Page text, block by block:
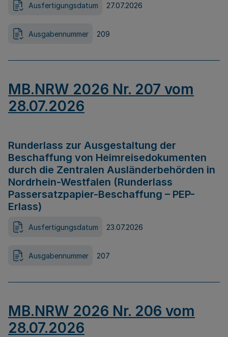
Ausfertigungsdatum 27.07.2026
Ausgabennummer 209
MB.NRW 2026 Nr. 207 vom
28.07.2026
Runderlass zur Ausgestaltung der
Beschaffung von Heimreisedokumenten
durch die Zentralen Ausländerbehörden in
Nordrhein-Westfalen (Runderlass
Passersatzpapier-Beschaffung – PEP-
Erlass)
Ausfertigungsdatum 23.07.2026
Ausgabennummer 207
MB.NRW 2026 Nr. 206 vom
28.07.2026